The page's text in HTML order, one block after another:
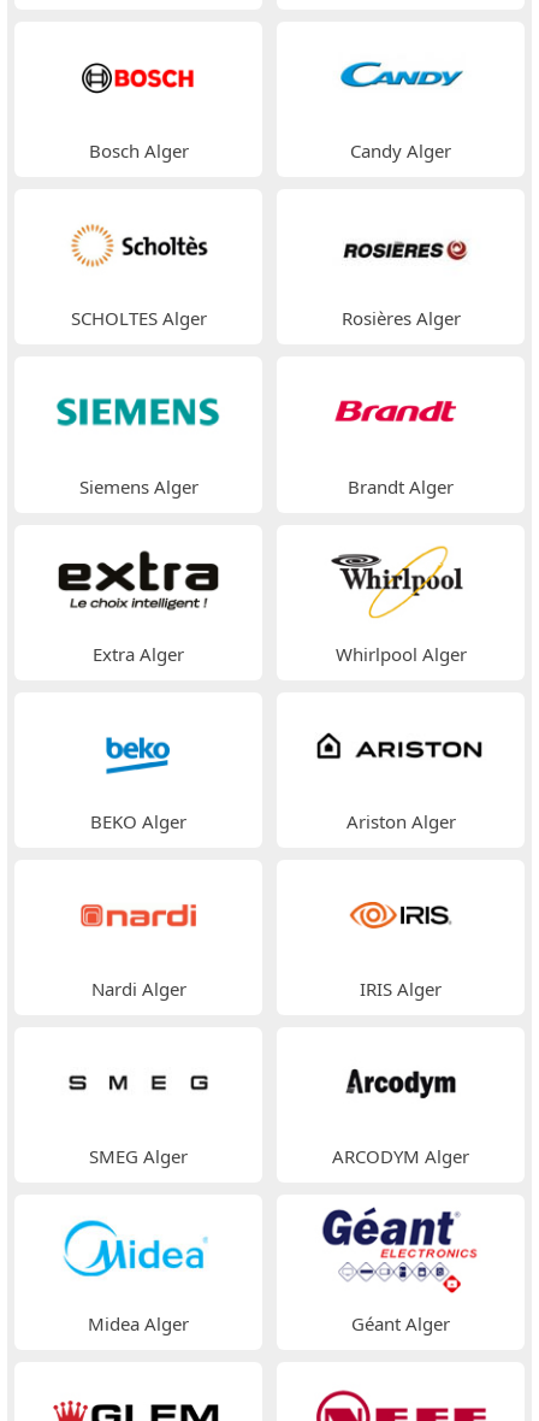
Bosch Alger Candy Alger
SCHOLTES Alger Rosières Alger
Siemens Alger Brandt Alger
Extra Alger Whirlpool Alger
BEKO Alger Ariston Alger
Nardi Alger IRIS Alger
SMEG Alger ARCODYM Alger
Midea Alger Géant Alger